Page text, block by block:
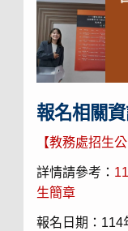
報名相關
【教務處招生
詳情請參考：
生簡章
報名日期 ： 114